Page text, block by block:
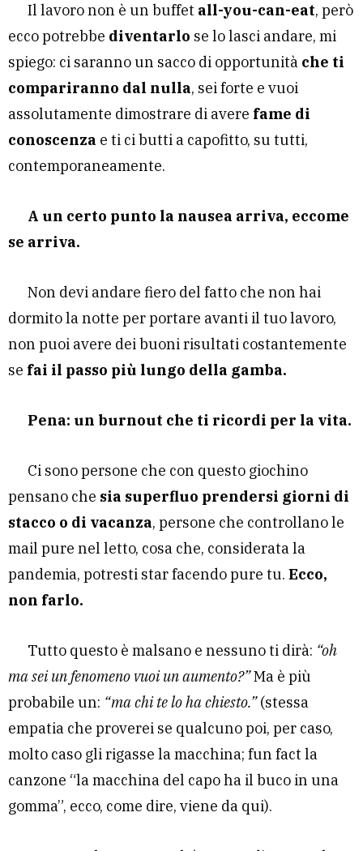
Il lavoro non è un buffet all-you-can-eat, però
ecco potrebbe diventarlo se lo lasci andare, mi
spiego: ci saranno un sacco di opportunità che ti
compariranno dal nulla, sei forte e vuoi
assolutamente dimostrare di avere fame di
conoscenza e ti ci butti a capofitto, su tutti,
contemporaneamente.
A un certo punto la nausea arriva, eccome
se arriva.
Non devi andare fiero del fatto che non hai
dormito la notte per portare avanti il tuo lavoro,
non puoi avere dei buoni risultati costantemente
se fai il passo più lungo della gamba.
Pena: un burnout che ti ricordi per la vita.
Ci sono persone che con questo giochino
pensano che sia superfluo prendersi giorni di
stacco o di vacanza, persone che controllano le
mail pure nel letto, cosa che, considerata la
pandemia, potresti star facendo pure tu. Ecco,
non farlo.
Tutto questo è malsano e nessuno ti dirà: “oh
ma sei un fenomeno vuoi un aumento?”Ma è più
probabile un: “ma chi te lo ha chiesto.”(stessa
empatia che proverei se qualcuno poi, per caso,
molto caso gli rigasse la macchina; fun fact la
canzone “la macchina del capo ha il buco in una
gomma”, ecco, come dire, viene da qui).